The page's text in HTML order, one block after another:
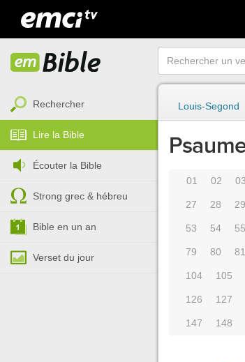
Rechercher
Lire la Bible
Écouter la Bible
Strong grec & hébreu
Bible en un an
Verset du jour
Louis-Segond
01 02 03
27 28 29
53 54 55
79 80 81
104 105
126 127
147 148